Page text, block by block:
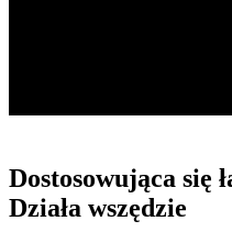
Dostosowująca się
Działa wszędzie